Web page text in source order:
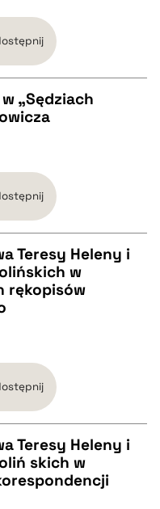
„Sędziach
Teresy Heleny i
w
rękopisów
Teresy Heleny i
skich w